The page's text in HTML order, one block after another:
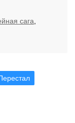
сага